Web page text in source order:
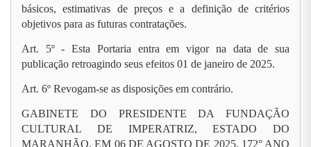
básicos, estimativas de preços e a definição de critérios
objetivos para as futuras contratações.
Art. 5º - Esta Portaria entra em vigor na data de sua
publicação retroagindo seus efeitos 01 de janeiro de 2025.
Art. 6º Revogam-se as disposições em contrário.
GABINETE DO PRESIDENTE DA FUNDAÇÃO
CULTURAL DE IMPERATRIZ, ESTADO DO
MARANHÃO, EM 06 DE AGOSTO DE 2025, 172° ANO